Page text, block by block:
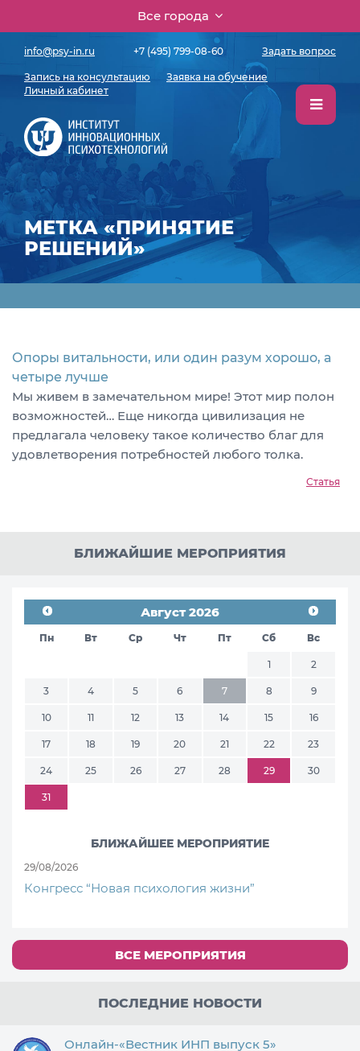
Все города
info@psy-in.ru +7 (495) 799-08-60 Задать вопрос
Запись на консультацию
Заявка на обучение
Личный кабинет
МЕТКА «ПРИНЯТИЕ
РЕШЕНИЙ»
Опоры витальности, или один разум хорошо, а
четыре лучше
Мы живем в замечательном мире! Этот мир полон
возможностей… Еще никогда цивилизация не
предлагала человеку такое количество благ для
удовлетворения потребностей любого толка.
Статья
БЛИЖАЙШИЕ МЕРОПРИЯТИЯ
Август 2026
Пн Вт Ср Чт Пт Сб Вс
1 2
3 4 5 6 7 8 9
10 11 12 13 14 15 16
17 18 19 20 21 22 23
24 25 26 27 28 29 30
31
БЛИЖАЙШЕЕ МЕРОПРИЯТИЕ
29/08/2026
Конгресс “Новая психология жизни”
ВСЕ МЕРОПРИЯТИЯ
ПОСЛЕДНИЕ НОВОСТИ
Онлайн-«Вестник ИНП выпуск 5»